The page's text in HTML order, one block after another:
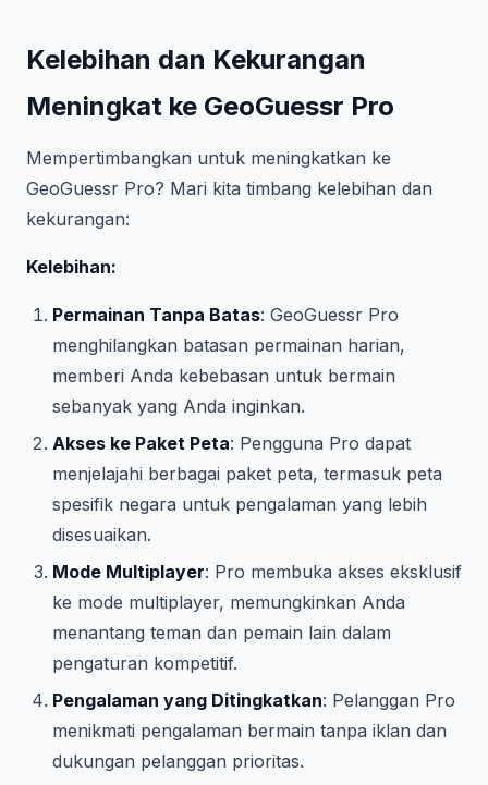
Kelebihan dan Kekurangan
Meningkat ke GeoGuessr Pro
Mempertimbangkan untuk meningkatkan ke
GeoGuessr Pro? Mari kita timbang kelebihan dan
kekurangan:
Kelebihan:
Permainan Tanpa Batas: GeoGuessr Pro
menghilangkan batasan permainan harian,
memberi Anda kebebasan untuk bermain
sebanyak yang Anda inginkan.
Akses ke Paket Peta: Pengguna Pro dapat
menjelajahi berbagai paket peta, termasuk peta
spesifik negara untuk pengalaman yang lebih
disesuaikan.
Mode Multiplayer: Pro membuka akses eksklusif
ke mode multiplayer, memungkinkan Anda
menantang teman dan pemain lain dalam
pengaturan kompetitif.
Pengalaman yang Ditingkatkan: Pelanggan Pro
menikmati pengalaman bermain tanpa iklan dan
dukungan pelanggan prioritas.